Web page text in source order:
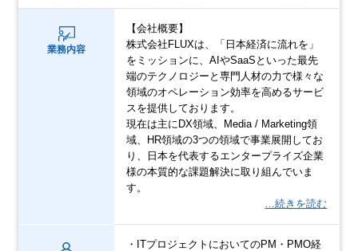
業務内容
【会社概要】
株式会社FLUXは、「日本経済に流れを」
をミッションに、AIやSaaSといった最先
端のテクノロジーと専門人材の力で様々な
領域のオペレーション効率を高めるサービ
スを提供しております。
現在は主にDX領域、Media / Marketing領
域、HR領域の3つの領域で事業展開してお
り、日本を代表するエンタープライズ企業
様の本質的な課題解決に取り組んでいま
す。
…続きを読む
・ITプロジェクトにおいてのPM・PMO経